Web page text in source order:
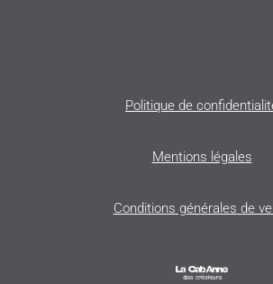
Politique de
Mentions légales
Conditions générales de